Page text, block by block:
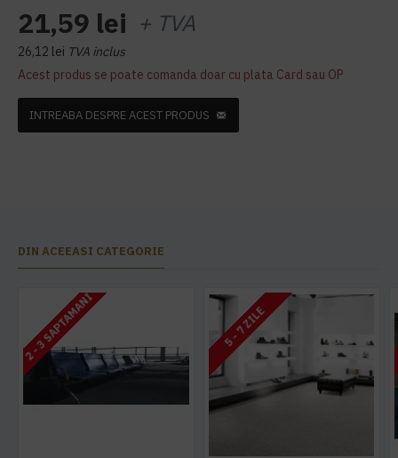
21,59 lei + TVA
26,12 lei TVA inclus
Acest produs se poate comanda doar cu plata Card sau OP
INTREABA DESPRE ACEST PRODUS
DIN ACEEASI CATEGORIE
2 - 3 SAPTAMANI 5 - 7 ZILE